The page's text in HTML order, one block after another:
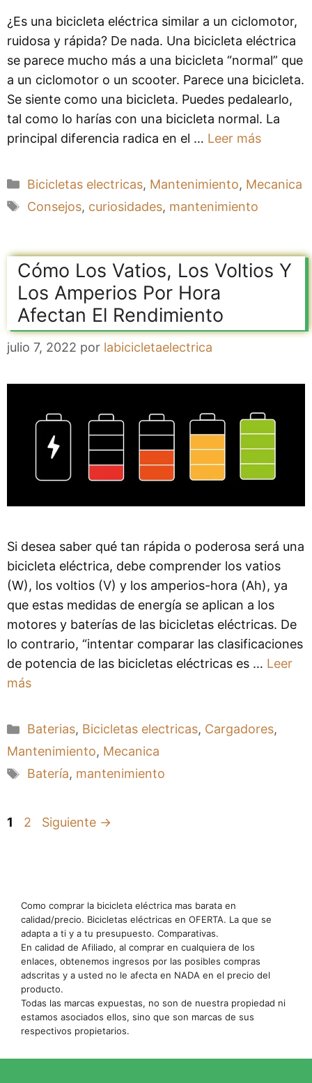
¿Es una bicicleta eléctrica similar a un ciclomotor,
ruidosa y rápida? De nada. Una bicicleta eléctrica
se parece mucho más a una bicicleta “normal” que
a un ciclomotor o un scooter. Parece una bicicleta.
Se siente como una bicicleta. Puedes pedalearlo,
tal como lo harías con una bicicleta normal. La
principal diferencia radica en el … Leer más
Categorías
Bicicletas electricas, Mantenimiento, Mecanica
Etiquetas
Consejos, curiosidades, mantenimiento
Cómo Los Vatios, Los Voltios Y
Los Amperios Por Hora
Afectan El Rendimiento
julio 7, 2022 por labicicletaelectrica
Si desea saber qué tan rápida o poderosa será una
bicicleta eléctrica, debe comprender los vatios
(W), los voltios (V) y los amperios-hora (Ah), ya
que estas medidas de energía se aplican a los
motores y baterías de las bicicletas eléctricas. De
lo contrario, “intentar comparar las clasificaciones
de potencia de las bicicletas eléctricas es … Leer
más
Categorías
Baterias, Bicicletas electricas, Cargadores,
Mantenimiento, Mecanica
Etiquetas
Batería, mantenimiento
Página
1 Página
2 Siguiente →
Como comprar la bicicleta eléctrica mas barata en
calidad/precio. Bicicletas eléctricas en OFERTA. La que se
adapta a ti y a tu presupuesto. Comparativas.
En calidad de Afiliado, al comprar en cualquiera de los
enlaces, obtenemos ingresos por las posibles compras
adscritas y a usted no le afecta en NADA en el precio del
producto.
Todas las marcas expuestas, no son de nuestra propiedad ni
estamos asociados ellos, sino que son marcas de sus
respectivos propietarios.